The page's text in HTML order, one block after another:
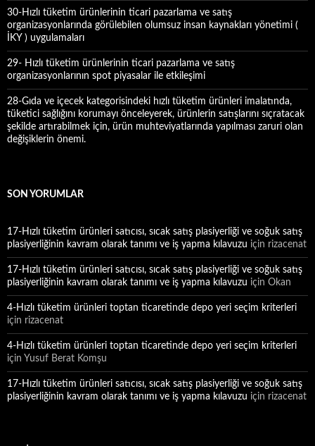
30-Hızlı tüketim ürünlerinin ticari pazarlama ve satış
organizasyonlarında görülebilen olumsuz insan kaynakları yönetimi (
İKY ) uygulamaları
29- Hızlı tüketim ürünlerinin ticari pazarlama ve satış
organizasyonlarının spot piyasalar ile etkileşimi
28-Gıda ve içecek kategorisindeki hızlı tüketim ürünleri imalatında,
tüketici sağlığını korumayı önceleyerek, ürünlerin satışlarını sıçratacak
şekilde artırabilmek için, ürün muhteviyatlarında yapılması zaruri olan
değişiklerin önemi.
SON YORUMLAR
17-Hızlı tüketim ürünleri satıcısı, sıcak satış plasiyerliği ve soğuk satış
plasiyerliğinin kavram olarak tanımı ve iş yapma kılavuzu için rizacenat
17-Hızlı tüketim ürünleri satıcısı, sıcak satış plasiyerliği ve soğuk satış
plasiyerliğinin kavram olarak tanımı ve iş yapma kılavuzu için Okan
4-Hızlı tüketim ürünleri toptan ticaretinde depo yeri seçim kriterleri
için rizacenat
4-Hızlı tüketim ürünleri toptan ticaretinde depo yeri seçim kriterleri
için Yusuf Berat Komşu
17-Hızlı tüketim ürünleri satıcısı, sıcak satış plasiyerliği ve soğuk satış
plasiyerliğinin kavram olarak tanımı ve iş yapma kılavuzu için rizacenat